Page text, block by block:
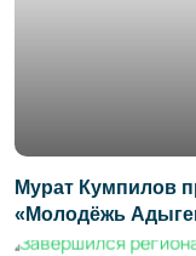
Мурат Кумпилов
«Молодёжь